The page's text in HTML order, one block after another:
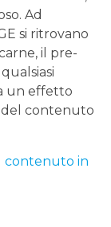
Ad
si ritrovano
il pre-
un effetto
del contenuto
contenuto in